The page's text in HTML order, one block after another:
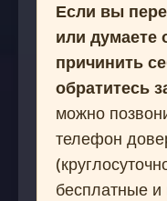
Если вы
или думаете
причинить
обратитесь
можно
телефон
бесплатные